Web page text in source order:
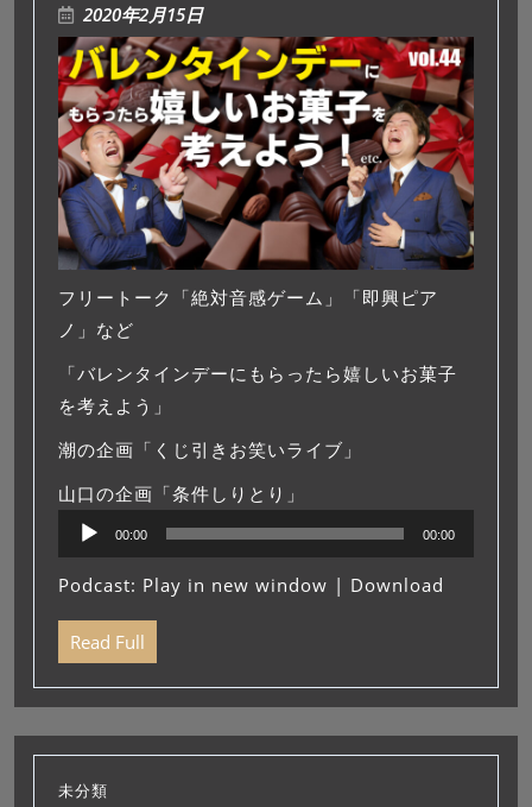
2020年2月15日
フリートーク「絶対音感ゲーム」「即興ピア
ノ」など
「バレンタインデーにもらったら嬉しいお菓子
を考えよう」
潮の企画「くじ引きお笑いライブ」
山口の企画「条件しりとり」
プ
ー
ヤ
00:00 00:00
Podcast: Play in new window | Download
Read Full
未分類